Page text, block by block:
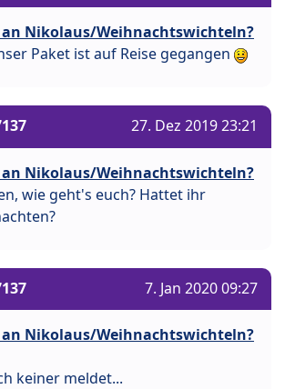
an Nikolaus/Weihnachtswichteln?
Paket ist auf Reise gegangen
27. Dez 2019 23:21
an Nikolaus/Weihnachtswichteln?
wie geht's euch? Hattet ihr
7. Jan 2020 09:27
an Nikolaus/Weihnachtswichteln?
keiner meldet...